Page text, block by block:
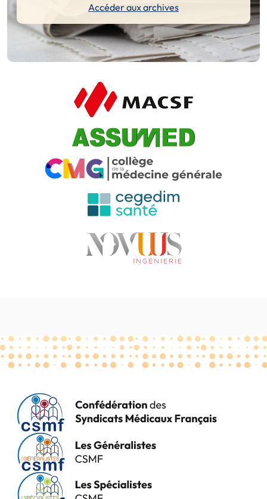
Accéder aux archives